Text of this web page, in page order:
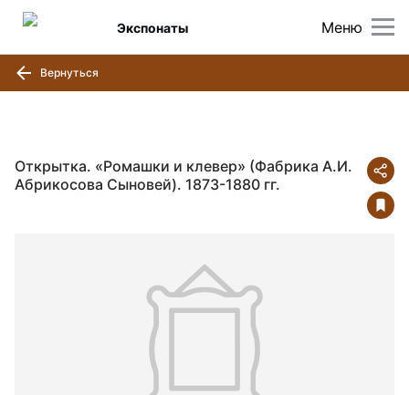
Меню
Экспонаты
Вернуться
Открытка. «Ромашки и клевер» (Фабрика А.И.
Абрикосова Сыновей). 1873-1880 гг.